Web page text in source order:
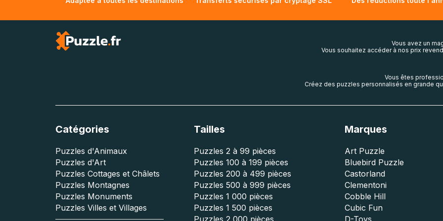
Vous avez un
Vous souhaitez accéder à nos prix
Vous êtes
Créez des puzzles personnalisés en grande
Catégories
Puzzles d'Animaux
Puzzles d'Art
Puzzles Cottages et Châlets
Puzzles Montagnes
Puzzles Monuments
Puzzles Villes et Villages
Tailles
Puzzles 2 à 99 pièces
Puzzles 100 à 199 pièces
Puzzles 200 à 499 pièces
Puzzles 500 à 999 pièces
Puzzles 1 000 pièces
Puzzles 1 500 pièces
Puzzles 2 000 pièces
Marques
Art Puzzle
Bluebird Puzzle
Castorland
Clementoni
Cobble Hill
Cubic Fun
D-Toys